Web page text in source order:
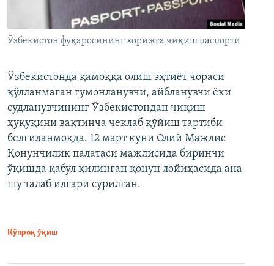
Ўзбекистон фуқаросининг хорижга чиқиш паспорти
Ўзбекистонда қамоққа олиш эҳтиёт чораси
қўлланмаган гумонланувчи, айбланувчи ёки
судланувчининг Ўзбекистондан чиқиш
ҳуқуқини вақтинча чеклаб қўйиш тартиби
белгиланмоқда. 12 март куни Олий Мажлис
Қонунчилик палатаси мажлисида биринчи
ўқишда қабул қилинган қонун лойиҳасида ана
шу талаб илгари сурилган.
Кўпроқ ўқиш